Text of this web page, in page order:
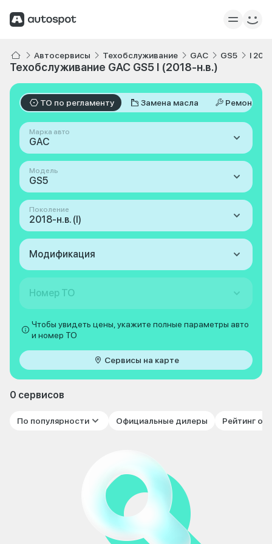
Автосервисы Техобслуживание GAC GS5 I
Техобслуживание GAC GS5 I (2018-н.в.)
ТО по регламенту Замена масла Ремонт
Марка авто
GAC
Модель
GS5
Поколение
2018-н.в. (I)
Модификация
Номер ТО
Чтобы увидеть цены, укажите полные параметры авто
и номер ТО
Сервисы на карте
0 сервисов
По популярности Официальные дилеры Рейтинг